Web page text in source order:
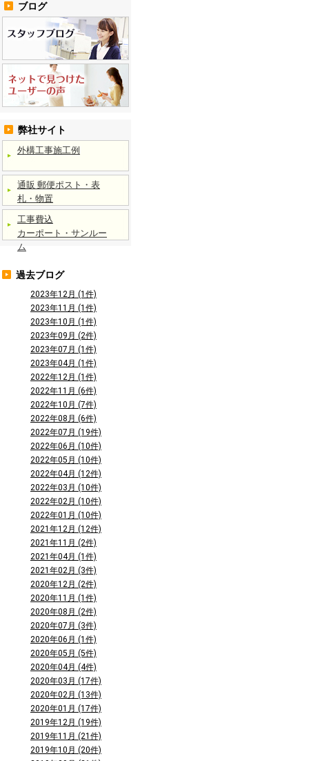
ブログ
弊社サイト
外構工事施工例
通販 郵便ポスト・表
札・物置
工事費込
カーポート・サンルー
ム
過去ブログ
2023年12月 (1件)
2023年11月 (1件)
2023年10月 (1件)
2023年09月 (2件)
2023年07月 (1件)
2023年04月 (1件)
2022年12月 (1件)
2022年11月 (6件)
2022年10月 (7件)
2022年08月 (6件)
2022年07月 (19件)
2022年06月 (10件)
2022年05月 (10件)
2022年04月 (12件)
2022年03月 (10件)
2022年02月 (10件)
2022年01月 (10件)
2021年12月 (12件)
2021年11月 (2件)
2021年04月 (1件)
2021年02月 (3件)
2020年12月 (2件)
2020年11月 (1件)
2020年08月 (2件)
2020年07月 (3件)
2020年06月 (1件)
2020年05月 (5件)
2020年04月 (4件)
2020年03月 (17件)
2020年02月 (13件)
2020年01月 (17件)
2019年12月 (19件)
2019年11月 (21件)
2019年10月 (20件)